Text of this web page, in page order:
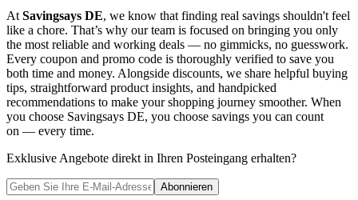
At Savingsays DE, we know that finding real savings shouldn't feel
like a chore. That’s why our team is focused on bringing you only
the most reliable and working deals — no gimmicks, no guesswork.
Every coupon and promo code is thoroughly verified to save you
both time and money. Alongside discounts, we share helpful buying
tips, straightforward product insights, and handpicked
recommendations to make your shopping journey smoother. When
you choose Savingsays DE, you choose savings you can count
on — every time.
Exklusive Angebote direkt in Ihren Posteingang erhalten?
Abonnieren